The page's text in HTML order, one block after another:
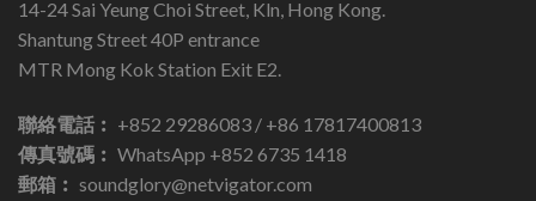
14-24 Sai Yeung Choi Street, Kln, Hong Kong.
Shantung Street 40P entrance
MTR Mong Kok Station Exit E2.
聯絡電話︰ +852 29286083 / +86 17817400813
傳真號碼︰ WhatsApp +852 6735 1418
郵箱︰ soundglory@netvigator.com